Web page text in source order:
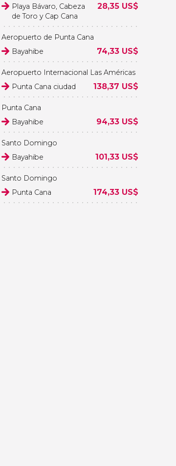
Playa Bávaro, Cabeza
de Toro y Cap Cana
28,35 US$
Aeropuerto de Punta Cana
Bayahibe
74,33 US$
Aeropuerto Internacional Las Américas
Punta Cana ciudad
138,37 US$
Punta Cana
Bayahibe
94,33 US$
Santo Domingo
Bayahibe
101,33 US$
Santo Domingo
Punta Cana
174,33 US$